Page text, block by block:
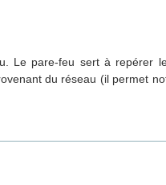
Le pare-feu sert à repérer
du réseau (il permet